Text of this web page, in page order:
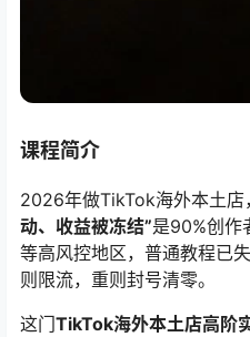
课程简介
2026年做TikTok海外本土店，
动、收益被冻结”是90%创作
等高风控地区，普通教程已
则限流，重则封号清零。
这门TikTok海外本土店高阶